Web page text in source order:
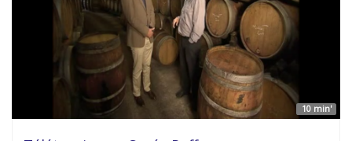
10 min'